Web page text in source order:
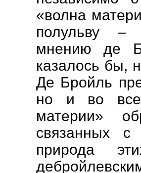
«волна
полульву –
мнению де
казалось бы,
Де Бройль
но и во
материи»
связанных
природа